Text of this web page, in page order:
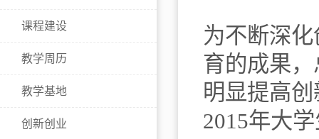
课程建设
教学周历
教学基地
创新创业
为不断深
育的成果
明显提高
2015年大